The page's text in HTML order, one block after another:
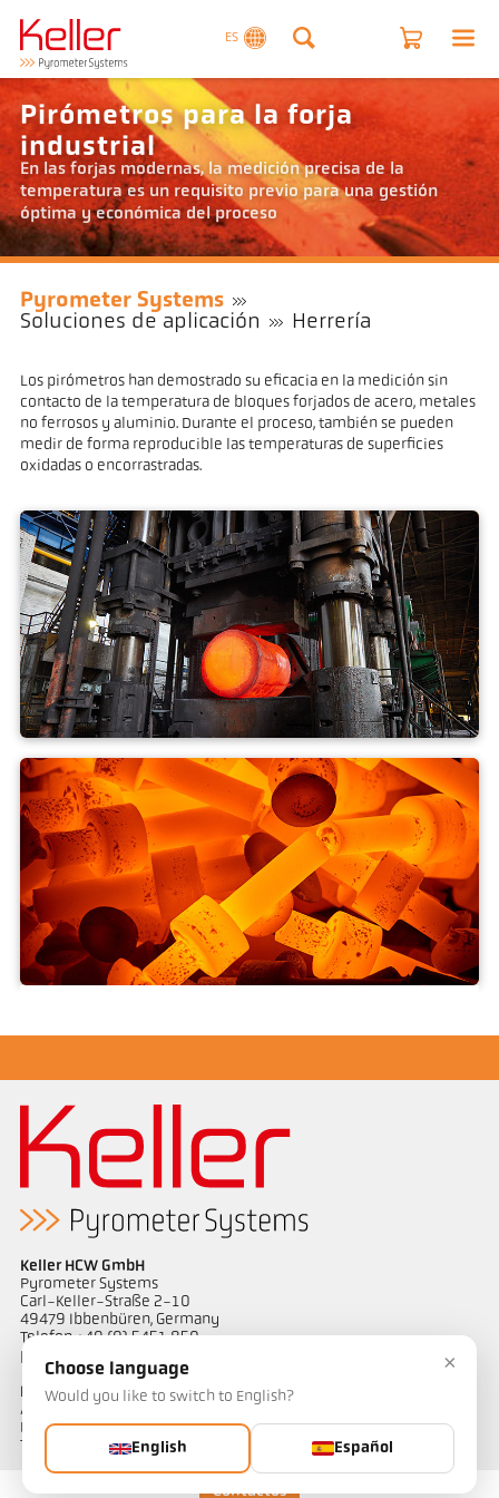
ES
Contactos
Pirómetros para la forja
industrial
En las forjas modernas, la medición precisa de la
temperatura es un requisito previo para una gestión
óptima y económica del proceso
Pyrometer Systems
Soluciones de aplicación
Herrería
Los pirómetros han demostrado su eficacia en la medición sin
contacto de la temperatura de bloques forjados de acero, metales
no ferrosos y aluminio. Durante el proceso, también se pueden
medir de forma reproducible las temperaturas de superficies
oxidadas o encorrastradas.
Forja con matriz abierta
Keller HCW GmbH
Pyrometer Systems
Carl-Keller-Straße 2-10
49479 Ibbenbüren, Germany
Telefon +49 (0) 5451 850
ps@keller.de
Enlaces
Aviso legal
Política de privacidad
Términos y condiciones
×
Choose language
Would you like to switch to English?
English Español